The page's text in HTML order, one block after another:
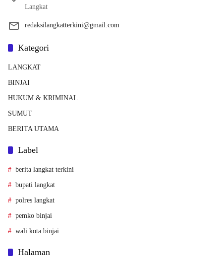
Langkat
redaksilangkatterkini@gmail.com
Kategori
LANGKAT
BINJAI
HUKUM & KRIMINAL
SUMUT
BERITA UTAMA
Label
berita langkat terkini
bupati langkat
polres langkat
pemko binjai
wali kota binjai
Halaman